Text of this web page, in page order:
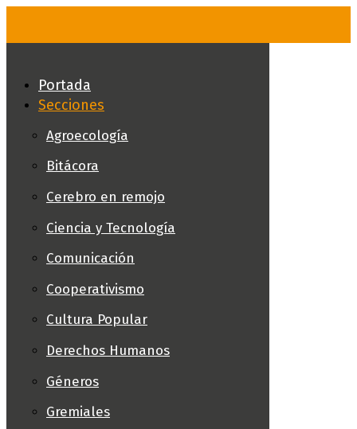
Portada
Secciones
Agroecología
Bitácora
Cerebro en remojo
Ciencia y Tecnología
Comunicación
Cooperativismo
Cultura Popular
Derechos Humanos
Géneros
Gremiales